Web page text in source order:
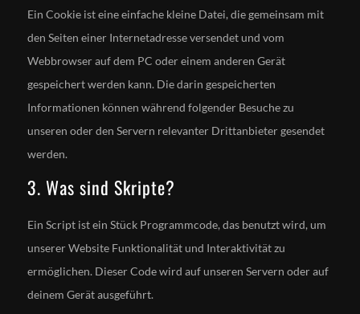
Ein Cookie ist eine einfache kleine Datei, die gemeinsam mit
den Seiten einer Internetadresse versendet und vom
Webbrowser auf dem PC oder einem anderen Gerät
gespeichert werden kann. Die darin gespeicherten
Informationen können während folgender Besuche zu
unseren oder den Servern relevanter Drittanbieter gesendet
werden.
3. Was sind Skripte?
Ein Script ist ein Stück Programmcode, das benutzt wird, um
unserer Website Funktionalität und Interaktivität zu
ermöglichen. Dieser Code wird auf unseren Servern oder auf
deinem Gerät ausgeführt.